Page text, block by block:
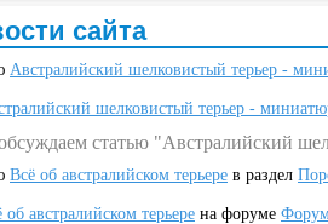
сайта
Австралийский шелковистый терьер -
шелковистый терьер -
статью "Австралийский
Всё об австралийском терьере в раздел
об австралийском терьере на форуме